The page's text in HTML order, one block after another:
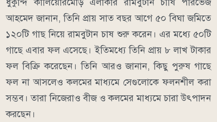
আহমেদ জানান, তিনি প্রায় সাত বছর আগে ৫০ বিঘা জমিতে
১২০টি গাছ নিয়ে রামবুটান চাষ শুরু করেন। এর মধ্যে ৫০টি
গাছে এবার ফল এসেছে। ইতিমধ্যে তিনি প্রায় ৮ লাখ টাকার
ফল বিক্রি করেছেন। তিনি আরও জানান, কিছু পুরুষ গাছে
ফল না আসলেও কলমের মাধ্যমে সেগুলোকে ফলনশীল করা
সম্ভব। তারা নিজেরাও বীজ ও কলমের মাধ্যমে চারা উৎপাদন
করছেন।